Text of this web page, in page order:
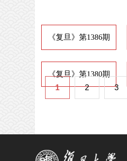
《复旦》第1386期
《复旦》第1380期
1
2 3